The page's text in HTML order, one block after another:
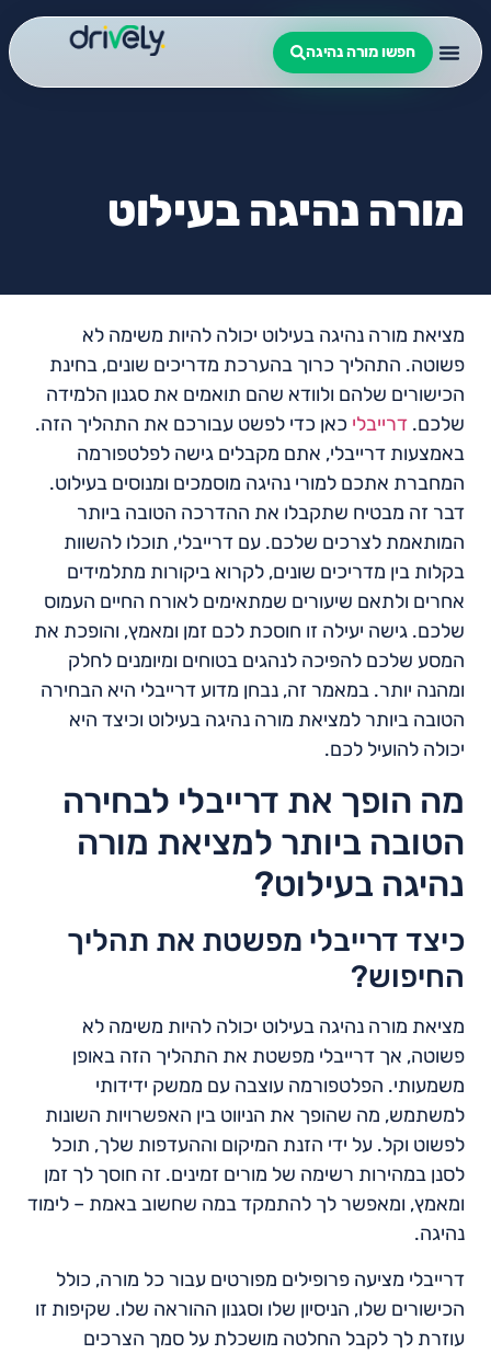
חפשו מורה נהיגה
מורה נהיגה בעילוט
מציאת מורה נהיגה בעילוט יכולה להיות משימה לא
פשוטה. התהליך כרוך בהערכת מדריכים שונים, בחינת
הכישורים שלהם ולוודא שהם תואמים את סגנון הלמידה
שלכם. דרייבלי כאן כדי לפשט עבורכם את התהליך הזה.
באמצעות דרייבלי, אתם מקבלים גישה לפלטפורמה
המחברת אתכם למורי נהיגה מוסמכים ומנוסים בעילוט.
דבר זה מבטיח שתקבלו את ההדרכה הטובה ביותר
המותאמת לצרכים שלכם. עם דרייבלי, תוכלו להשוות
בקלות בין מדריכים שונים, לקרוא ביקורות מתלמידים
אחרים ולתאם שיעורים שמתאימים לאורח החיים העמוס
שלכם. גישה יעילה זו חוסכת לכם זמן ומאמץ, והופכת את
המסע שלכם להפיכה לנהגים בטוחים ומיומנים לחלק
ומהנה יותר. במאמר זה, נבחן מדוע דרייבלי היא הבחירה
הטובה ביותר למציאת מורה נהיגה בעילוט וכיצד היא
יכולה להועיל לכם.
מה הופך את דרייבלי לבחירה
הטובה ביותר למציאת מורה
נהיגה בעילוט?
כיצד דרייבלי מפשטת את תהליך
החיפוש?
מציאת מורה נהיגה בעילוט יכולה להיות משימה לא
פשוטה, אך דרייבלי מפשטת את התהליך הזה באופן
משמעותי. הפלטפורמה עוצבה עם ממשק ידידותי
למשתמש, מה שהופך את הניווט בין האפשרויות השונות
לפשוט וקל. על ידי הזנת המיקום וההעדפות שלך, תוכל
לסנן במהירות רשימה של מורים זמינים. זה חוסך לך זמן
ומאמץ, ומאפשר לך להתמקד במה שחשוב באמת – לימוד
נהיגה.
דרייבלי מציעה פרופילים מפורטים עבור כל מורה, כולל
הכישורים שלו, הניסיון שלו וסגנון ההוראה שלו. שקיפות זו
עוזרת לך לקבל החלטה מושכלת על סמך הצרכים